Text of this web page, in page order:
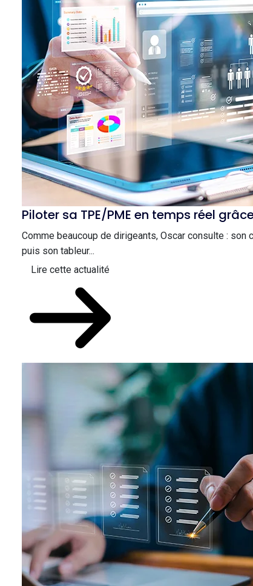
Piloter sa TPE/PME en temps réel
Comme beaucoup de dirigeants, Oscar consulte :
puis son tableur...
Lire cette actualité